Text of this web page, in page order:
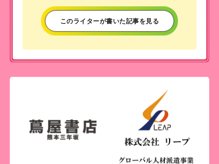
このライターが書いた記事を見る